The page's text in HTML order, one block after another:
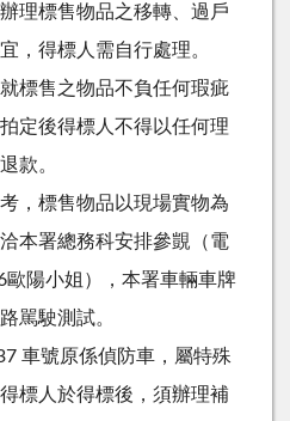
理標售物品之移轉、過戶
，得標人需自行處理。
標售之物品不負任何瑕疵
定後得標人不得以任何理
款。
，標售物品以現場實物為
本署總務科安排參覬（電
陽小姐），本署車輛車牌
駡駛測試。
車號原係偵防車，屬特殊
標人於得標後，須辦理補